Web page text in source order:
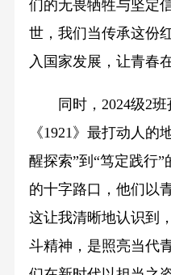
们的无畏牺牲与坚定
世，我们当传承这份
入国家发展，让青春
同时，2024级2班
《1921》最打动人的
醒探索”到“笃定践行
的十字路口，他们以
这让我清晰地认识到
斗精神，是照亮当代